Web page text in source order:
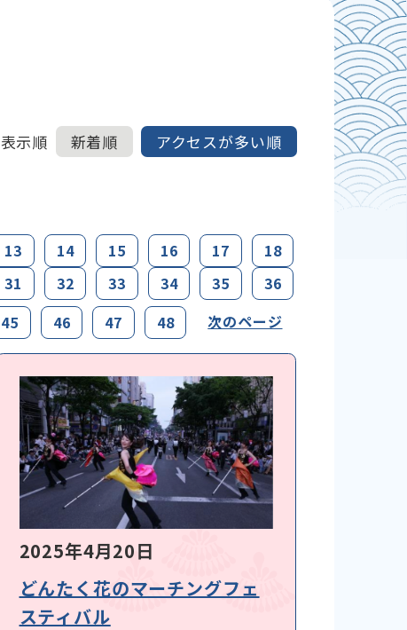
表示順 新着順 アクセスが多い順
13 14 15 16 17
18
31 32 33 34 35
36
45 46 47 48 次のページ
2025年4月20日
どんたく花のマーチングフェ
スティバル